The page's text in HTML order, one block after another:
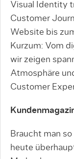
Visual Identity
Customer
Website bis
Kurzum: Vom
wir zeigen
Atmosphäre
Customer
Braucht man
heute